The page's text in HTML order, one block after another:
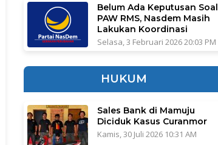
Belum Ada Keputusan Soal
PAW RMS, Nasdem Masih
Lakukan Koordinasi
Selasa, 3 Februari 2026 20:03 PM
HUKUM
Sales Bank di Mamuju
Diciduk Kasus Curanmor
Kamis, 30 Juli 2026 10:31 AM